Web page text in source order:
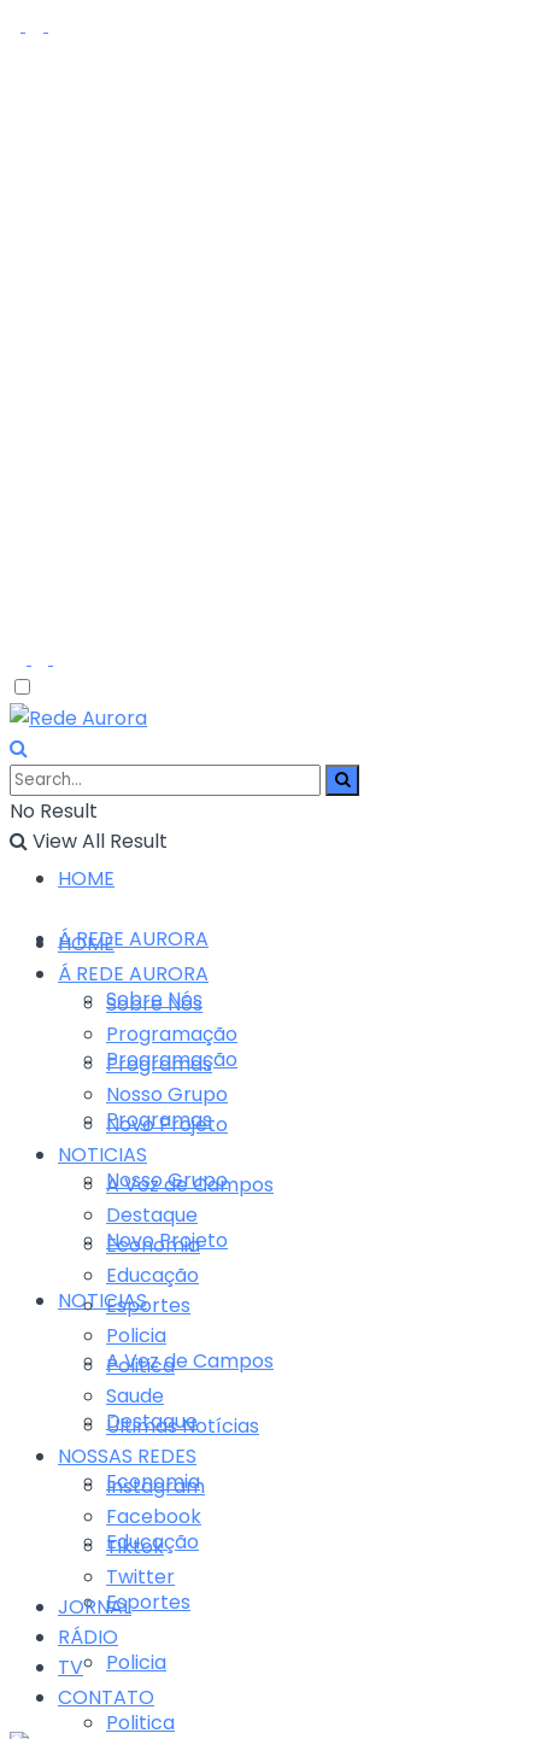
No Result
View All Result
HOME
Á REDE AURORA
Sobre Nós
Programação
Programas
Nosso Grupo
Novo Projeto
NOTICIAS
A Voz de Campos
Destaque
Economia
Educação
Esportes
Policia
Politica
HOME
Á REDE AURORA
Sobre Nós
Programação
Programas
Nosso Grupo
Novo Projeto
NOTICIAS
A Voz de Campos
Destaque
Economia
Educação
Esportes
Policia
Politica
Saude
Últimas Notícias
NOSSAS REDES
Instagram
Facebook
Tiktok
Twitter
JORNAL
RÁDIO
TV
CONTATO